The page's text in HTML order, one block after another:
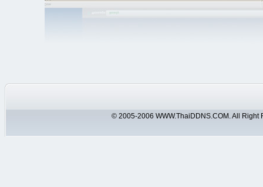
© 2005-2006 WWW.ThaiDDNS.COM. All Right